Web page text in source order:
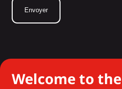
Welcome to